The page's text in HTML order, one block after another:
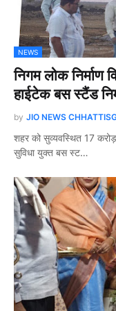
NEWS
निगम लोक निर्माण
हाईटेक बस स्टैंड
by JIO NEWS
शहर को सुव्यवस्थित 17
सुविधा युक्त बस स्ट…